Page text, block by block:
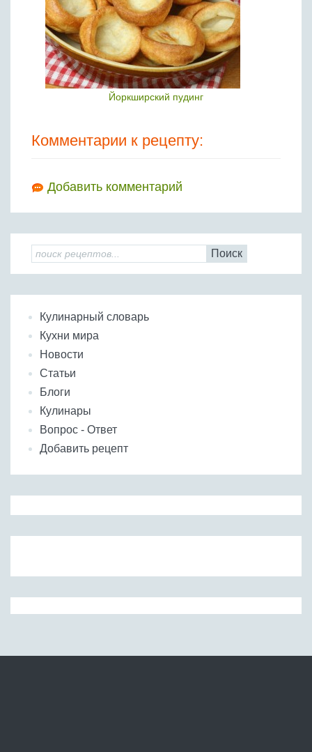
Йоркширский пудинг
Комментарии к рецепту:
Добавить комментарий
Поиск
Кулинарный словарь
Кухни мира
Новости
Статьи
Блоги
Кулинары
Вопрос - Ответ
Добавить рецепт